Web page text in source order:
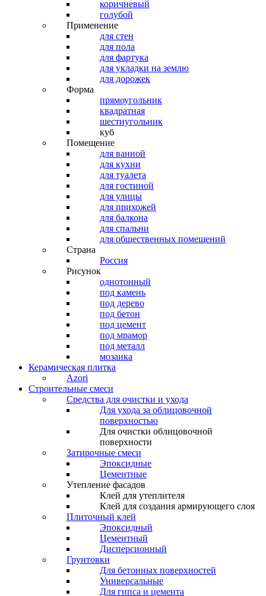
коричневый
голубой
Применение
для стен
для пола
для фартука
для укладки на землю
для дорожек
Форма
прямоугольник
квадратная
шестиугольник
куб
Помещение
для ванной
для кухни
для туалета
для гостиной
для улицы
для прихожей
для балкона
для спальни
для общественных помещений
Страна
Россия
Рисунок
однотонный
под камень
под дерево
под бетон
под цемент
под мрамор
под металл
мозаика
Керамическая плитка
Azori
Строительные смеси
Средства для очистки и ухода
Для ухода за облицовочной
поверхностью
Для очистки облицовочной
поверхности
Затирочные смеси
Эпоксидные
Цементные
Утепление фасадов
Клей для утеплителя
Клей для создания армирующего слоя
Плиточный клей
Эпоксидный
Цементный
Дисперсионный
Грунтовки
Для бетонных поверхностей
Универсальные
Для гипса и цемента